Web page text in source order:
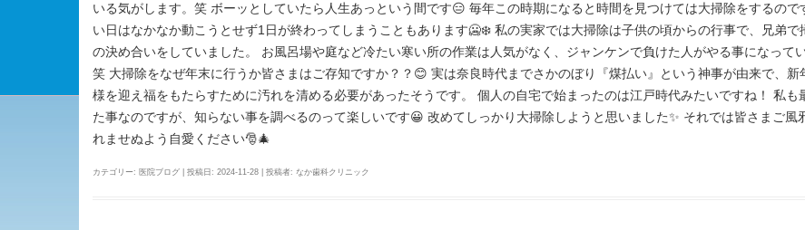
いる気がします。笑 ボーッとしていたら人生あっという間です😑 毎年この時期になると時間を見つけては大掃除をするので
い日はなかなか動こうとせず1日が終わってしまうこともあります🥶❄️ 私の実家では大掃除は子供の頃からの行事で、兄弟で
の決め合いをしていました。 お風呂場や庭など冷たい寒い所の作業は人気がなく、ジャンケンで負けた人がやる事になって
笑 大掃除をなぜ年末に行うか皆さまはご存知ですか？？😊 実は奈良時代までさかのぼり『煤払い』という神事が由来で、新
様を迎え福をもたらすために汚れを清める必要があったそうです。 個人の自宅で始まったのは江戸時代みたいですね！ 私も
た事なのですが、知らない事を調べるのって楽しいです😀 改めてしっかり大掃除しようと思いました✨ それでは皆さまご風
れませぬよう自愛ください🎅🎄
カテゴリー: 医院ブログ | 投稿日: 2024-11-28 投稿者: なか歯科クリニック